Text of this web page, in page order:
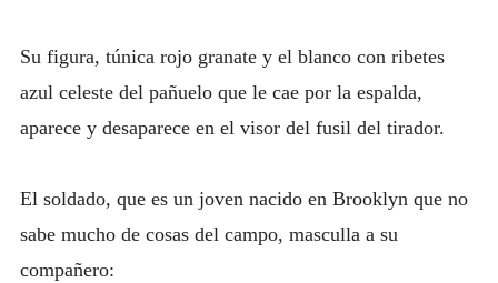
Su figura, túnica rojo granate y el blanco con ribetes
azul celeste del pañuelo que le cae por la espalda,
aparece y desaparece en el visor del fusil del tirador.
El soldado, que es un joven nacido en Brooklyn que no
sabe mucho de cosas del campo, masculla a su
compañero: